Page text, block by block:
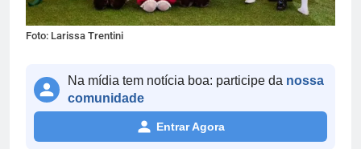
Foto: Larissa Trentini
Na mídia tem notícia boa: participe da nossa
comunidade
Entrar Agora